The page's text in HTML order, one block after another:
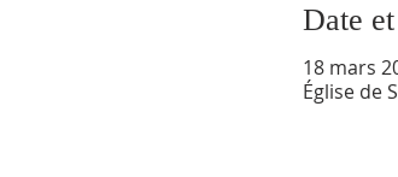
Date
18 mars
Église de